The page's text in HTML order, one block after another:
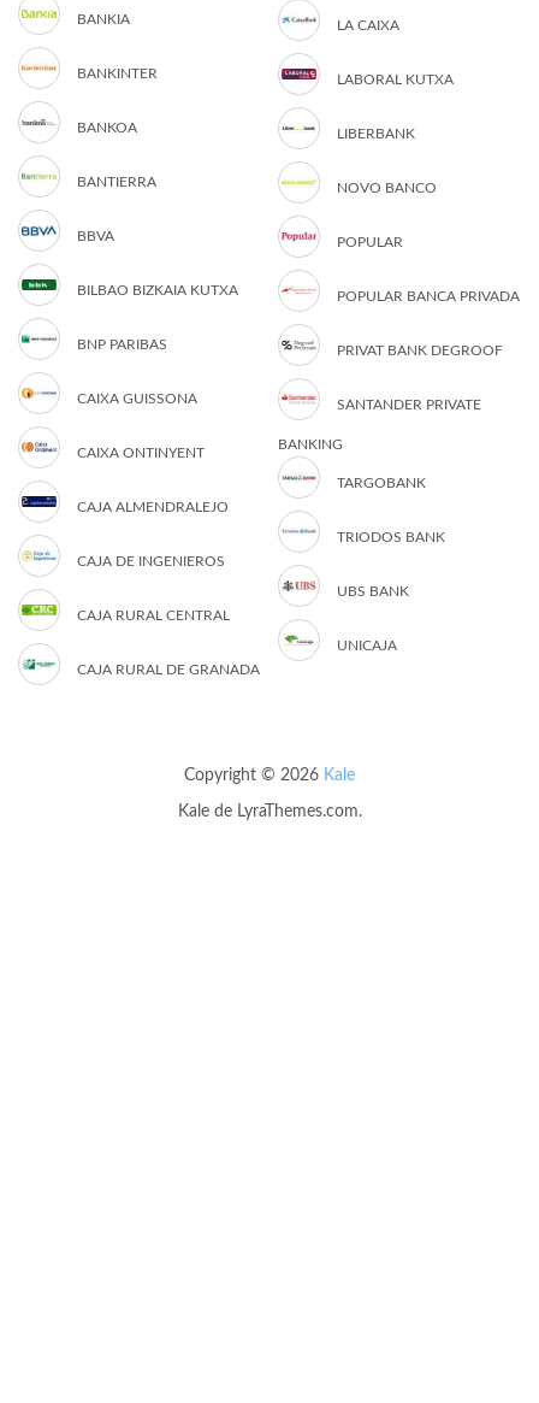
BANKIA
BANKINTER
BANKOA
BANTIERRA
BBVA
BILBAO BIZKAIA KUTXA
BNP PARIBAS
CAIXA GUISSONA
CAIXA ONTINYENT
CAJA ALMENDRALEJO
CAJA DE INGENIEROS
CAJA RURAL CENTRAL
CAJA RURAL DE GRANADA
LA CAIXA
LABORAL KUTXA
LIBERBANK
NOVO BANCO
POPULAR
POPULAR BANCA PRIVADA
PRIVAT BANK DEGROOF
SANTANDER PRIVATE
BANKING
TARGOBANK
TRIODOS BANK
UBS BANK
UNICAJA
Copyright © 2026 Kale
Kalede LyraThemes.com.